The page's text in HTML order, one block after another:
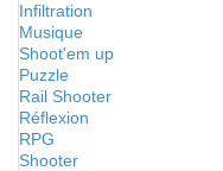
Infiltration
Musique
Shoot'em up
Puzzle
Rail Shooter
Réflexion
RPG
Shooter